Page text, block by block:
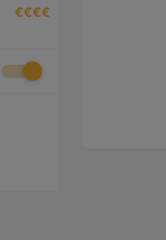
€€€€